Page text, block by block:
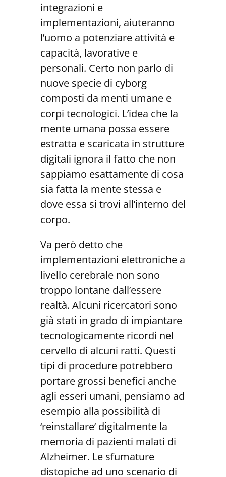
integrazioni e
implementazioni, aiuteranno
l’uomo a potenziare attività e
capacità, lavorative e
personali. Certo non parlo di
nuove specie di cyborg
composti da menti umane e
corpi tecnologici. L’idea che la
mente umana possa essere
estratta e scaricata in strutture
digitali ignora il fatto che non
sappiamo esattamente di cosa
sia fatta la mente stessa e
dove essa si trovi all’interno del
corpo.
Va però detto che
implementazioni elettroniche a
livello cerebrale non sono
troppo lontane dall’essere
realtà. Alcuni ricercatori sono
già stati in grado di impiantare
tecnologicamente ricordi nel
cervello di alcuni ratti. Questi
tipi di procedure potrebbero
portare grossi benefici anche
agli esseri umani, pensiamo ad
esempio alla possibilità di
‘reinstallare’ digitalmente la
memoria di pazienti malati di
Alzheimer. Le sfumature
distopiche ad uno scenario di